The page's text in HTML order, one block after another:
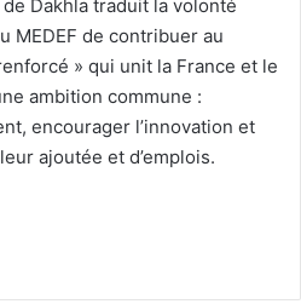
Dakhla traduit la volonté
MEDEF de contribuer au
» qui unit la France et le
ambition commune :
encourager l’innovation et
ajoutée et d’emplois.